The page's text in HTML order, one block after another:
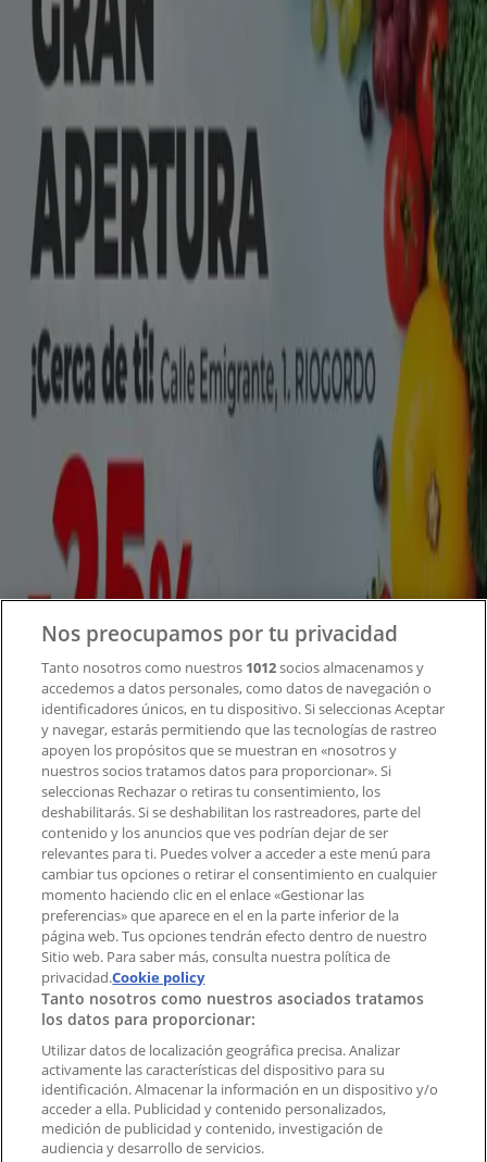
tecnológica que está reinventando las compras locales
en todo el mundo.
Tiendeo
¿Qué hacemos?
Soluciones para empresas
Noticias y prensa
Trabaja con nosotros
Contacto comercial y de marketing
Tienda mal colocada en el mapa
Notificar un folleto
¿Encontraste un problema en la web o en la
aplicación?
Índices
Marcas
Marcas locales
Negocios
Negocios cercanos
Productos
Productos locales
Ciudades
Descargar la APP Tiendeo
Nos preocupamos por tu privacidad
Tanto nosotros como nuestros 1012socios almacenamos y
accedemos a datos personales, como datos de navegación o
identificadores únicos, en tu dispositivo. Si seleccionas Aceptar
y navegar, estarás permitiendo que las tecnologías de rastreo
apoyen los propósitos que se muestran en «nosotros y
nuestros socios tratamos datos para proporcionar». Si
seleccionas Rechazar o retiras tu consentimiento, los
deshabilitarás. Si se deshabilitan los rastreadores, parte del
contenido y los anuncios que ves podrían dejar de ser
relevantes para ti. Puedes volver a acceder a este menú para
cambiar tus opciones o retirar el consentimiento en cualquier
momento haciendo clic en el enlace «Gestionar las
preferencias» que aparece en el en la parte inferior de la
página web. Tus opciones tendrán efecto dentro de nuestro
Sitio web. Para saber más, consulta nuestra política de
privacidad.Cookie policy
Tanto nosotros como nuestros asociados tratamos
los datos para proporcionar:
Utilizar datos de localización geográfica precisa. Analizar
activamente las características del dispositivo para su
identificación. Almacenar la información en un dispositivo y/o
acceder a ella. Publicidad y contenido personalizados,
medición de publicidad y contenido, investigación de
audiencia y desarrollo de servicios.